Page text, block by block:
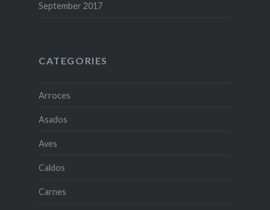
September 2017
CATEGORIES
Arroces
Asados
Aves
Caldos
Carnes